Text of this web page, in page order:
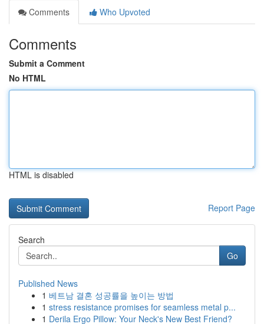
Comments
Who Upvoted
Comments
Submit a Comment
No HTML
HTML is disabled
Report Page
Search
Go
Published News
1 베트남 결혼 성공률을 높이는 방법
1 stress resistance promises for seamless metal p...
1 Derila Ergo Pillow: Your Neck's New Best Friend?